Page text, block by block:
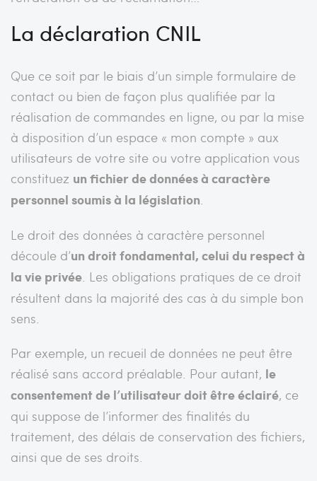
La déclaration CNIL
Que ce soit par le biais d’un simple formulaire de
contact ou bien de façon plus qualifiée par la
réalisation de commandes en ligne, ou par la mise
à disposition d’un espace « mon compte » aux
utilisateurs de votre site ou votre application vous
constituez un fichier de données à caractère
personnel soumis à la législation
Le droit des données à caractère personnel
découle d’un droit fondamental, celui du respect à
la vie privée . Les obligations pratiques de ce droit
résultent dans la majorité des cas à du simple bon
sens.
Par exemple, un recueil de données ne peut être
réalisé sans accord préalable. Pour autant, le
consentement de l’utilisateur doit être éclairé, ce
qui suppose de l’informer des finalités du
traitement, des délais de conservation des fichiers,
ainsi que de ses droits.